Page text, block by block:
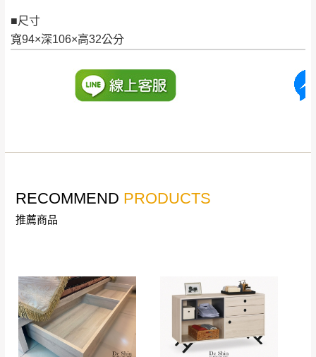
■尺寸
寬94×深106×高32公分
暫無配送地區：彰化、南投、雲林、嘉義、台南、高
（可於LINE線上詢問 →
@dershin
。
本司貨車運送如因路況不佳、天候惡劣、過於偏遠之
山區內等，或收貨地點搬運過於困難等因素，導致無
法順利配送，本公司除了盡最大努力完成配送外，視
狀況保有出貨的權利。
保護物流人員的工作安全，賣家無提供吊掛服務，若
包裝、廠商紙及所有附隨文件或資料之完整
性)，若未依照上述方式處理，恕無法接受退
貨。
由於透過電腦螢幕選購商品，可能會因個人
丈量，難免會有些許誤差值(約正負0.5CM)
須保持商品全新狀態與完整包裝。鑑賞期間
若發生非本司因素致使之汙損破壞，恕無法
辦理退換貨。
台北市、新北市地區固定每周(三)、(日)兩天
RECOMMEND PRODUCTS
推薦商品